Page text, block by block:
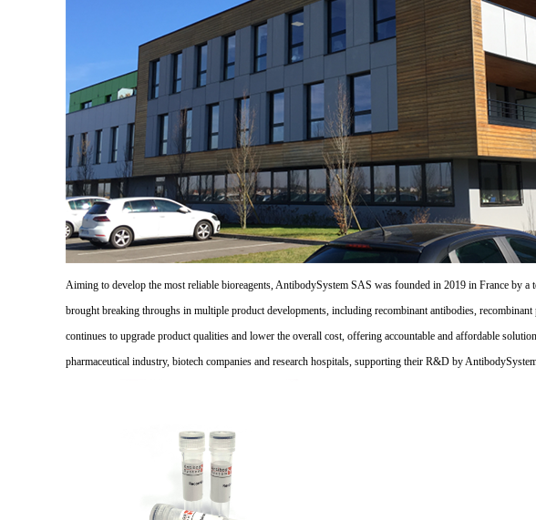
Aiming to develop the most reliable bioreagents, AntibodySystem SAS was founded in 2019 in France by
brought breaking throughs in multiple product developments, including recombinant antibodies,
continues to upgrade product qualities and lower the overall cost, offering accountable and affordable
pharmaceutical industry, biotech companies and research hospitals, supporting their R&D by